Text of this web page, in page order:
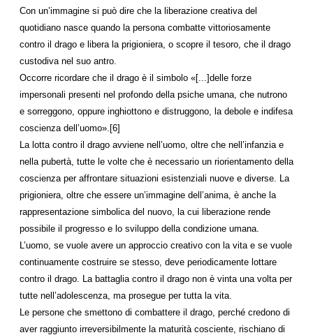
Con un’immagine si può dire che la liberazione creativa del
quotidiano nasce quando la persona combatte vittoriosamente
contro il drago e libera la prigioniera, o scopre il tesoro, che il drago
custodiva nel suo antro.
Occorre ricordare che il drago è il simbolo «[...]delle forze
impersonali presenti nel profondo della psiche umana, che nutrono
e sorreggono, oppure inghiottono e distruggono, la debole e indifesa
coscienza dell’uomo».[6]
La lotta contro il drago avviene nell’uomo, oltre che nell’infanzia e
nella pubertà, tutte le volte che è necessario un riorientamento della
coscienza per affrontare situazioni esistenziali nuove e diverse. La
prigioniera, oltre che essere un’immagine dell’anima, è anche la
rappresentazione simbolica del nuovo, la cui liberazione rende
possibile il progresso e lo sviluppo della condizione umana.
L’uomo, se vuole avere un approccio creativo con la vita e se vuole
continuamente costruire se stesso, deve periodicamente lottare
contro il drago. La battaglia contro il drago non è vinta una volta per
tutte nell’adolescenza, ma prosegue per tutta la vita.
Le persone che smettono di combattere il drago, perché credono di
aver raggiunto irreversibilmente la maturità cosciente, rischiano di